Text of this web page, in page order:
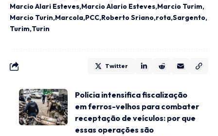
Marcio Alari Esteves Marcio Alario Esteves Marcio Turim
Marcio Turin Marcola PCC Roberto Sriano rota Sargento
Turim Turin
Twitter
Polícia intensifica fiscalização
em ferros-velhos para combater
receptação de veículos: por que
essas operações são